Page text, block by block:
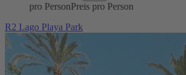
pro PersonPreis pro Person
R2 Lago Playa Park